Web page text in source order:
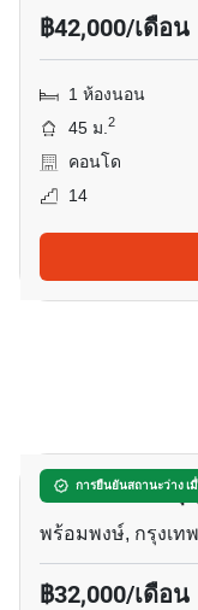
฿42,000/เดือน
1 ห้องนอน
45 ม.2
คอนโด
14
การยืนยันสถานะว่าง เ
เดอะ เครสท์ สุ
พร้อมพงษ์, กรุงเทพ
฿32,000/เดือน